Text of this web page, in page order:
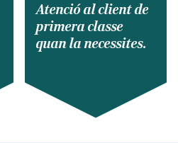
Atenció al client de
primera classe
quan la necessites.